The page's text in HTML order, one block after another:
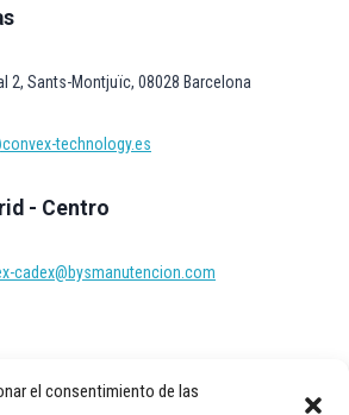
el consentimiento de las
2, Sants-Montjuïc, 08028 Barcelona
technology.es
- Centro
cadex@bysmanutencion.com